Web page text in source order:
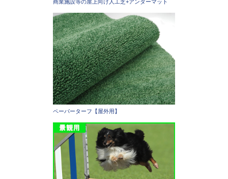
商業施設等の屋上向け人工芝+アンダーマット
ペーパーターフ【屋外用】